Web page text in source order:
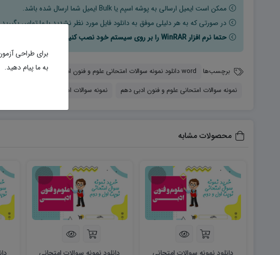
ممکن است ایمیل ارسالی به پوشه اسپم یا Bulk ایمیل شما ارسال شده باشد.
در صورتی که به هر دلیلی موفق به دانلود فایل مورد نظر نشدید با ما تماس
حتما نرم افزار WinRAR را بر روی سیستم خود نصب کنید تا فایل ها به راحتی از حالت فشرده خارج شوند.
برچسب‌ها word دانلود نمونه سوالات امتحانی علوم و فنون ادبی دهم word (نوبت اول)
نمونه سوالات امتحانی علوم و فنون ادبی دهم
نمونه سوالات امتحانی علوم و فنون ادبی
محصولات مشابه
برای طراحی
به ما پیام دهید.